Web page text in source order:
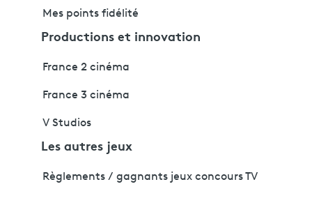
Mes points fidélité
Productions et innovation
France 2 cinéma
France 3 cinéma
V Studios
Les autres jeux
Règlements / gagnants jeux concours TV